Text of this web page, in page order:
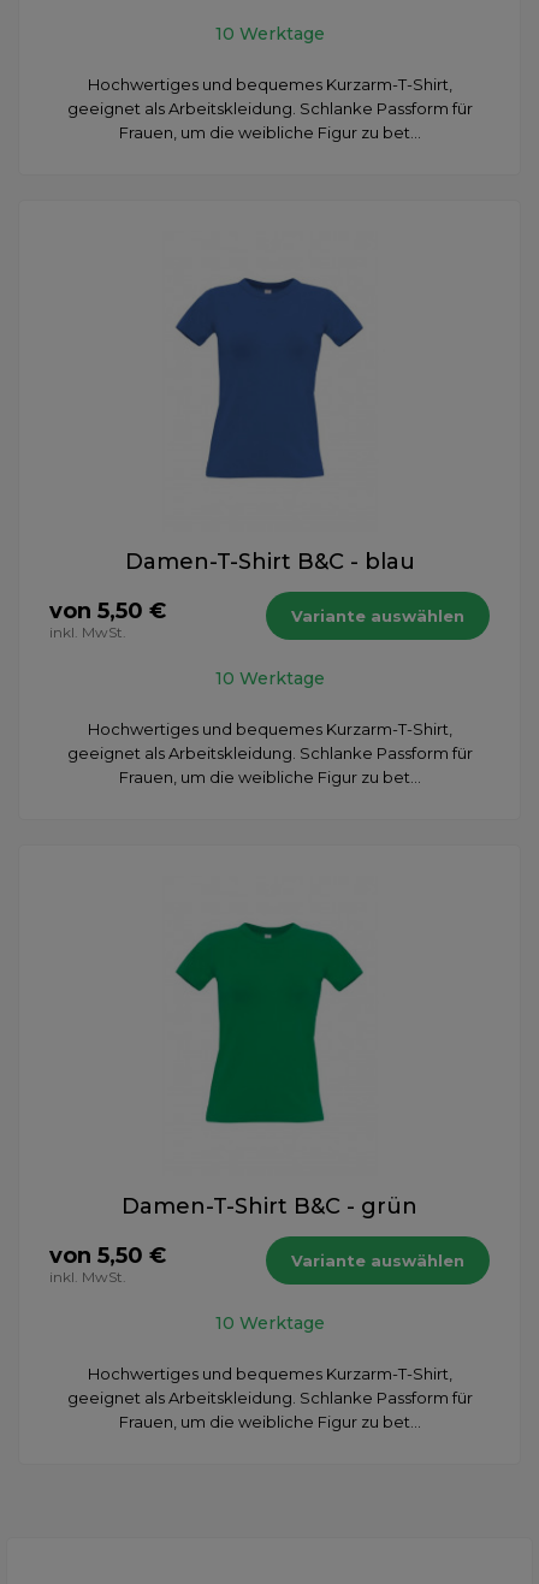
10 Werktage
Hochwertiges und bequemes Kurzarm-T-Shirt,
geeignet als Arbeitskleidung. Schlanke Passform für
Frauen, um die weibliche Figur zu bet...
Damen-T-Shirt B&C - blau
von 5,50 €
inkl. MwSt.
Variante auswählen
10 Werktage
Hochwertiges und bequemes Kurzarm-T-Shirt,
geeignet als Arbeitskleidung. Schlanke Passform für
Frauen, um die weibliche Figur zu bet...
Damen-T-Shirt B&C - grün
von 5,50 €
inkl. MwSt.
Variante auswählen
10 Werktage
Hochwertiges und bequemes Kurzarm-T-Shirt,
geeignet als Arbeitskleidung. Schlanke Passform für
Frauen, um die weibliche Figur zu bet...